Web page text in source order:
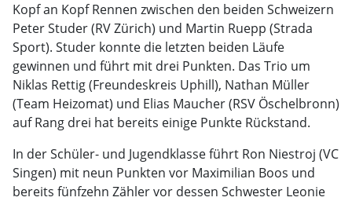
Kopf an Kopf Rennen zwischen den beiden Schweizern
Peter Studer (RV Zürich) und Martin Ruepp (Strada
Sport). Studer konnte die letzten beiden Läufe
gewinnen und führt mit drei Punkten. Das Trio um
Niklas Rettig (Freundeskreis Uphill), Nathan Müller
(Team Heizomat) und Elias Maucher (RSV Öschelbronn)
auf Rang drei hat bereits einige Punkte Rückstand.
In der Schüler- und Jugendklasse führt Ron Niestroj (VC
Singen) mit neun Punkten vor Maximilian Boos und
bereits fünfzehn Zähler vor dessen Schwester Leonie